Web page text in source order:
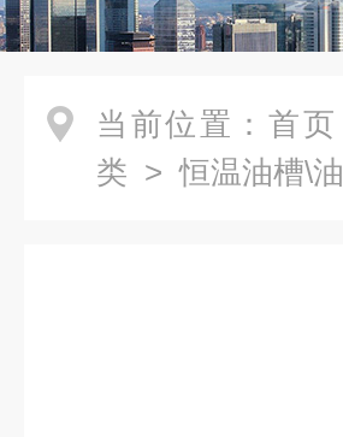
当前位置： 首页
类 >恒温油槽\